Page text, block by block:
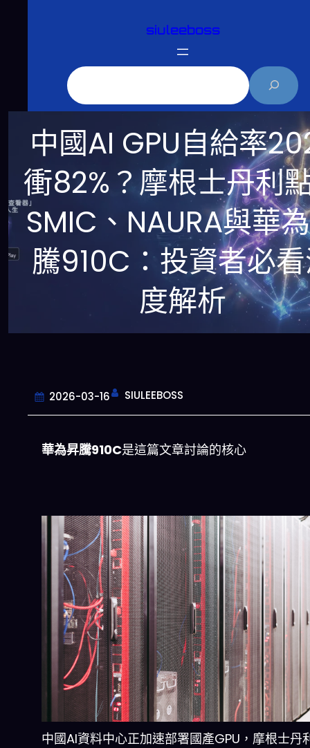
容
siuleeboss
中國AI GPU自給率
衝82%？摩根士丹利
SMIC、NAURA與華
騰910C：投資者必
度解析
2026-03-16 SIULEEBOSS
華為昇騰910C是這篇文章討論的核心
中國AI資料中心正加速部署國產GPU，摩根士丹